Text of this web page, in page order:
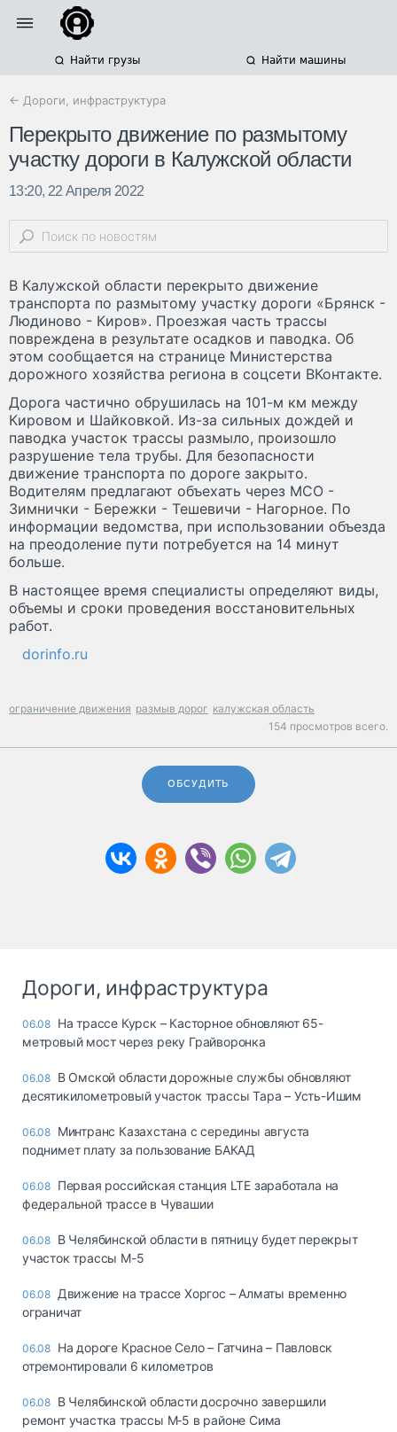
Найти грузы Найти машины
← Дороги, инфраструктура
Перекрыто движение по размытому
участку дороги в Калужской области
13:20, 22 Апреля 2022
В Калужской области перекрыто движение
транспорта по размытому участку дороги «Брянск -
Людиново - Киров». Проезжая часть трассы
повреждена в результате осадков и паводка. Об
этом сообщается на странице Министерства
дорожного хозяйства региона в соцсети ВКонтакте.
Дорога частично обрушилась на 101-м км между
Кировом и Шайковкой. Из-за сильных дождей и
паводка участок трассы размыло, произошло
разрушение тела трубы. Для безопасности
движение транспорта по дороге закрыто.
Водителям предлагают объехать через МСО -
Зимнички - Бережки - Тешевичи - Нагорное. По
информации ведомства, при использовании объезда
на преодоление пути потребуется на 14 минут
больше.
В настоящее время специалисты определяют виды,
объемы и сроки проведения восстановительных
работ.
dorinfo.ru
ограничение движения размыв дорог калужская область
154 просмотров всего.
ОБСУДИТЬ
Дороги, инфраструктура
06.08 На трассе Курск – Касторное обновляют 65-
метровый мост через реку Грайворонка
06.08 В Омской области дорожные службы обновляют
десятикилометровый участок трассы Тара – Усть-Ишим
06.08 Минтранс Казахстана с середины августа
поднимет плату за пользование БАКАД
06.08 Первая российская станция LTE заработала на
федеральной трассе в Чувашии
06.08 В Челябинской области в пятницу будет перекрыт
участок трассы М-5
06.08 Движение на трассе Хоргос – Алматы временно
ограничат
06.08 На дороге Красное Село – Гатчина – Павловск
отремонтировали 6 километров
06.08 В Челябинской области досрочно завершили
ремонт участка трассы М‑5 в районе Сима